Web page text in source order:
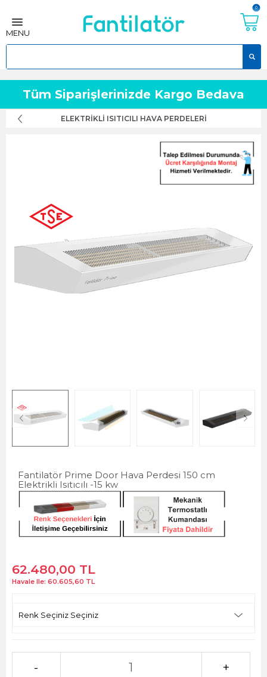
Tüm Siparişlerinizde Kargo Bedava
0
MENU
ELEKTRIKLI ISITICILI HAVA PERDELERI
Fantilatör Prime Door Hava Perdesi 150 cm
Elektrikli Isıtıcılı -15 kw
62.480,00 TL
Havale Ile: 60.605,60 TL
- +